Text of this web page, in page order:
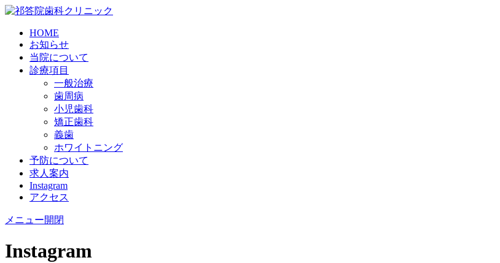
HOME
お知らせ
当院について
診療項目
一般治療
歯周病
小児歯科
矯正歯科
義歯
ホワイトニング
予防について
求人案内
Instagram
アクセス
メニュー開閉
Instagram